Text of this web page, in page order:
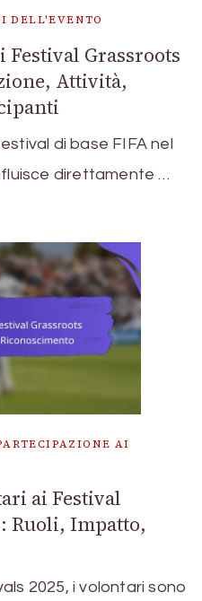
DELL'EVENTO
Festival Grassroots
Attività,
di base FIFA nel
direttamente …
AI
ai Festival
Ruoli, Impatto,
2025, i volontari sono